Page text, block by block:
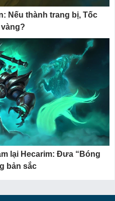
Nếu thành trang bị, Tốc
lại Hecarim: Đưa “Bóng
bản sắc